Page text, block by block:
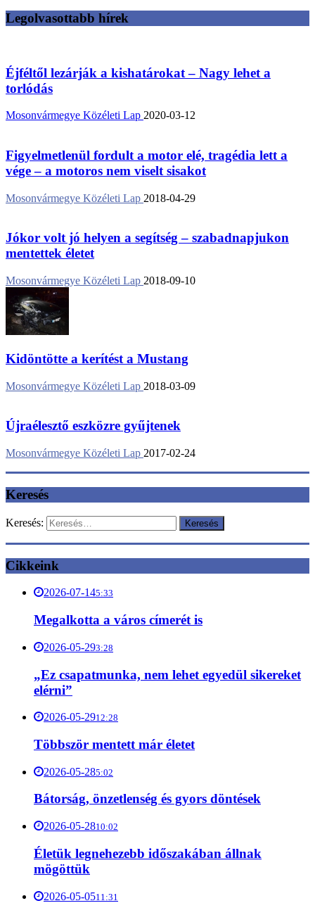
Legolvasottabb hírek
Éjféltől lezárják a kishatárokat – Nagy lehet a
torlódás
Mosonvármegye Közéleti Lap 2020-03-12
Figyelmetlenül fordult a motor elé, tragédia lett a
vége – a motoros nem viselt sisakot
Mosonvármegye Közéleti Lap 2018-04-29
Jókor volt jó helyen a segítség – szabadnapjukon
mentettek életet
Mosonvármegye Közéleti Lap 2018-09-10
Kidöntötte a kerítést a Mustang
Mosonvármegye Közéleti Lap 2018-03-09
Újraélesztő eszközre gyűjtenek
Mosonvármegye Közéleti Lap 2017-02-24
Keresés
Keresés:
Cikkeink
2026-07-145:33
Megalkotta a város címerét is
2026-05-293:28
„Ez csapatmunka, nem lehet egyedül sikereket
elérni”
2026-05-2912:28
Többször mentett már életet
2026-05-285:02
Bátorság, önzetlenség és gyors döntések
2026-05-2810:02
Életük legnehezebb időszakában állnak
mögöttük
2026-05-0511:31